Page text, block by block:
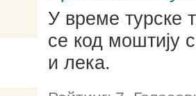
У време турске
се код моштију
и лека.